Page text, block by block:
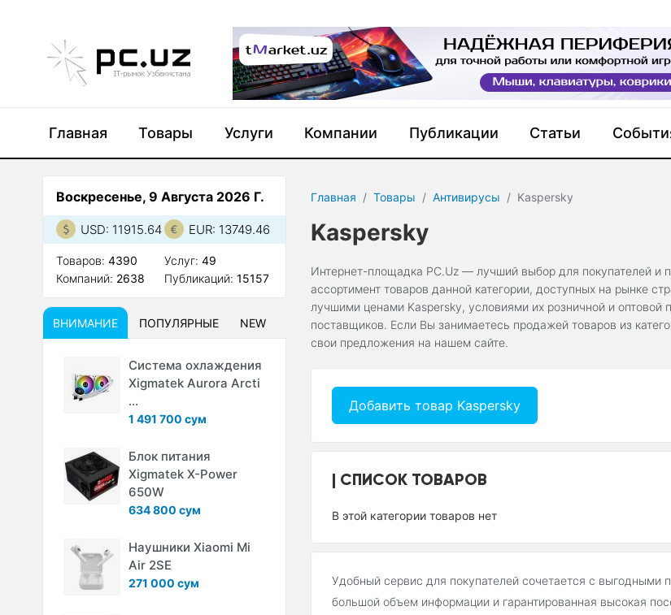
Главная Товары Услуги Компании Публикации Статьи
Главная Товары Антивирусы Kaspersky
Kaspersky
Интернет-площадка PC.Uz — лучший выбор для покупателей и
ассортимент товаров данной категории, доступных на рынке
лучшими ценами Kaspersky, условиями их розничной и
поставщиков. Если Вы занимаетесь продажей товаров из
свои предложения на нашем сайте.
Добавить товар Kaspersky
СПИСОК ТОВАРОВ
В этой категории товаров нет
Удобный сервис для покупателей сочетается с
большой объем информации и гарантированная высокая
Воскресенье, 9 Августа 2026 Г.
USD: 11915.64 EUR: 13749.46
Товаров: 4390
Компаний: 2638
Услуг:49
Публикаций:15157
ВНИМАНИЕ ПОПУЛЯРНЫЕ NEW
Система охлаждения
Xigmatek Aurora Arcti
...
1 491 700 сум
Блок питания
Xigmatek X-Power
650W
634 800 сум
Наушники Xiaomi Mi
Air 2SE
271 000 сум